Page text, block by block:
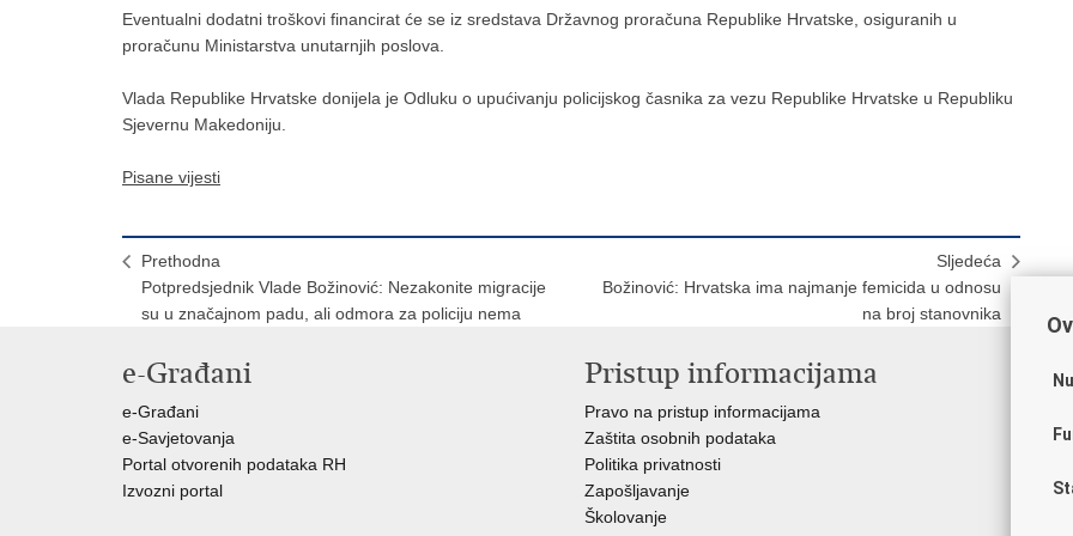
Eventualni dodatni troškovi financirat će se iz sredstava Državnog proračuna Republike Hrvatske, osiguranih u
proračunu Ministarstva unutarnjih poslova.
Vlada Republike Hrvatske donijela je Odluku o upućivanju policijskog časnika za vezu Republike Hrvatske u Republiku
Sjevernu Makedoniju.
Pisane vijesti
Prethodna
Potpredsjednik Vlade Božinović: Nezakonite migracije
su u značajnom padu, ali odmora za policiju nema
Sljedeća
Božinović: Hrvatska ima najmanje femicida u odnosu
na broj stanovnika
e-Građani
e-Građani
e-Savjetovanja
Portal otvorenih podataka RH
Izvozni portal
Pristup informacijama
Pravo na pristup informacijama
Zaštita osobnih podataka
Politika privatnosti
Zapošljavanje
Školovanje